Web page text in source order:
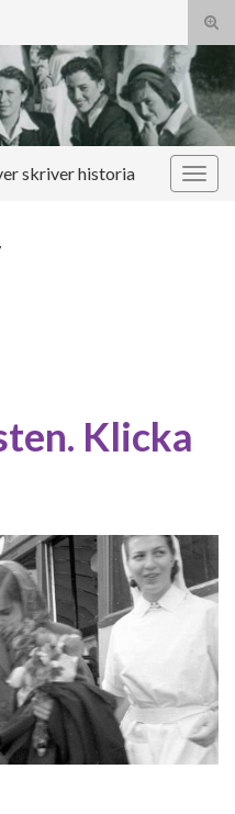
Slå
på/
Slå
skriver historia
Klicka